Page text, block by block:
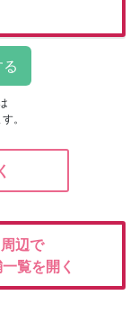
。
周辺で
覧を開く